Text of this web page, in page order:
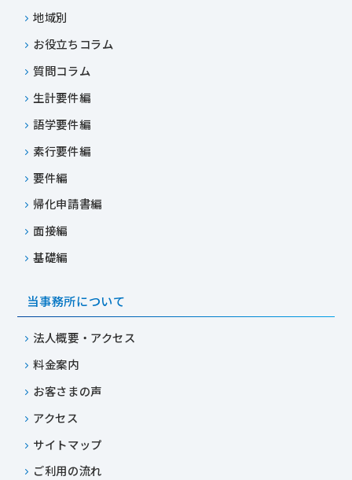
地域別
お役立ちコラム
質問コラム
生計要件編
語学要件編
素行要件編
要件編
帰化申請書編
面接編
基礎編
当事務所について
法人概要・アクセス
料金案内
お客さまの声
アクセス
サイトマップ
ご利用の流れ